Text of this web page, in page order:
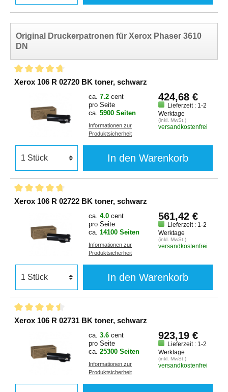
Original Druckerpatronen für Xerox Phaser 3610
DN
Xerox 106 R 02720 BK toner, schwarz
ca. 7.2 cent
pro Seite
ca. 5900 Seiten
Informationen zur
Produktsicherheit
424,68 €
Lieferzeit : 1-2
Werktage
(inkl. MwSt.)
versandkostenfrei
In den Warenkorb
Xerox 106 R 02722 BK toner, schwarz
ca. 4.0 cent
pro Seite
ca. 14100 Seiten
Informationen zur
Produktsicherheit
561,42 €
Lieferzeit : 1-2
Werktage
(inkl. MwSt.)
versandkostenfrei
In den Warenkorb
Xerox 106 R 02731 BK toner, schwarz
ca. 3.6 cent
pro Seite
ca. 25300 Seiten
Informationen zur
Produktsicherheit
923,19 €
Lieferzeit : 1-2
Werktage
(inkl. MwSt.)
versandkostenfrei